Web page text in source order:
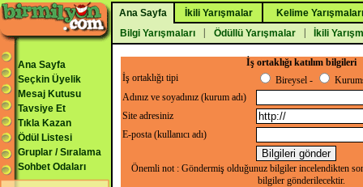
Ana Sayfa İkili Yarışmalar
Kelime Yarışmaları
Bilgi Yarışmaları
Ödüllü Yarışmalar İkili
Ana Sayfa
Seçkin Üyelik
Mesaj Kutusu
Tavsiye Et
Tıkla Kazan
Ödül Listesi
Gruplar / Sıralama
Sohbet Odaları
İş ortaklığı katılım bilgileri
İş ortaklığı tipi
Bireysel -
Adınız ve soyadınız (kurum adı)
Site adresiniz
E-posta (kullanıcı adı)
Önemli not : Göndermiş olduğunuz bilgiler incelendikten
bilgiler gönderilecektir.